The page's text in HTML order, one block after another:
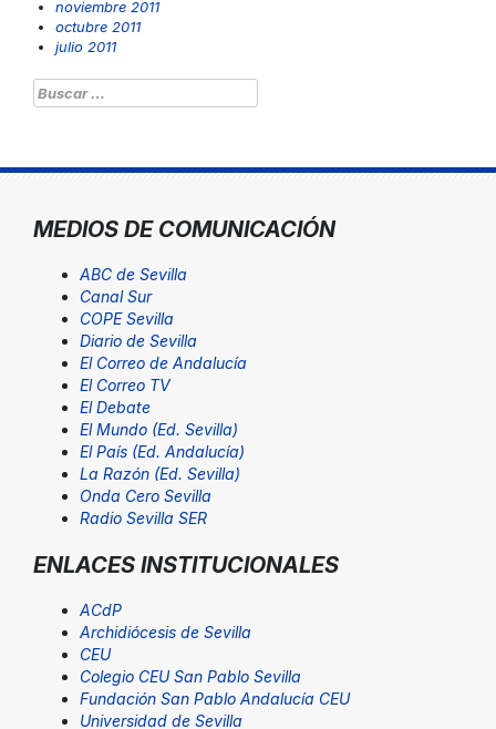
noviembre 2011
octubre 2011
julio 2011
Buscar:
MEDIOS DE COMUNICACIÓN
ABC de Sevilla
Canal Sur
COPE Sevilla
Diario de Sevilla
El Correo de Andalucía
El Correo TV
El Debate
El Mundo (Ed. Sevilla)
El País (Ed. Andalucía)
La Razón (Ed. Sevilla)
Onda Cero Sevilla
Radio Sevilla SER
ENLACES INSTITUCIONALES
ACdP
Archidiócesis de Sevilla
CEU
Colegio CEU San Pablo Sevilla
Fundación San Pablo Andalucía CEU
Universidad de Sevilla